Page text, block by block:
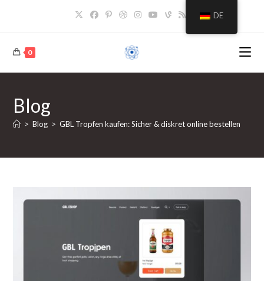
0
Blog
> Blog > GBL Tropfen kaufen: Sicher & diskret online bestellen
DE